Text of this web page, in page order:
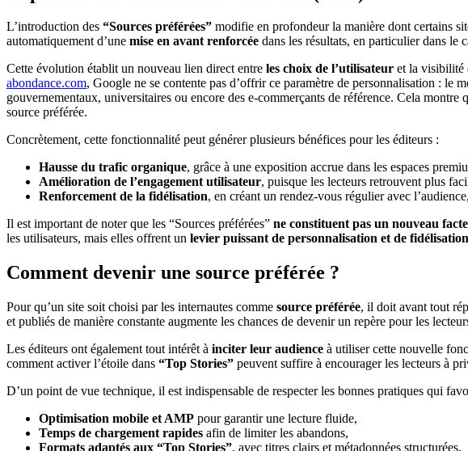
L’introduction des “Sources préférées” modifie en profondeur la manière dont certains
automatiquement d’une mise en avant renforcée dans les résultats, en particulier dans le
Cette évolution établit un nouveau lien direct entre les choix de l’utilisateur et la visibilité
abondance.com, Google ne se contente pas d’offrir ce paramètre de personnalisation : le
gouvernementaux, universitaires ou encore des e-commerçants de référence. Cela
source préférée.
Concrètement, cette fonctionnalité peut générer plusieurs bénéfices pour les éditeurs :
Hausse du trafic organique, grâce à une exposition accrue dans les espaces
Amélioration de l’engagement utilisateur, puisque les lecteurs retrouvent plus
Renforcement de la fidélisation, en créant un rendez-vous régulier avec
Il est important de noter que les “Sources préférées” ne constituent pas un nouveau
les utilisateurs, mais elles offrent un levier puissant de personnalisation et de fidélisation
Comment devenir une source préférée ?
Pour qu’un site soit choisi par les internautes comme source préférée, il doit avant tout
et publiés de manière constante augmente les chances de devenir un repère pour les
Les éditeurs ont également tout intérêt à inciter leur audience à utiliser cette nouvelle
comment activer l’étoile dans “Top Stories” peuvent suffire à encourager les lecteurs à
D’un point de vue technique, il est indispensable de respecter les bonnes pratiques qui
Optimisation mobile et AMP pour garantir une lecture fluide,
Temps de chargement rapides afin de limiter les abandons,
Formats adaptés aux “Top Stories”, avec titres clairs et métadonnées structurées.